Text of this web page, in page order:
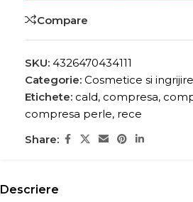
Compare
SKU: 4326470434111
Categorie: Cosmetice si
Etichete: cald, compresa,
compresa perle, rece
Share:
Descriere